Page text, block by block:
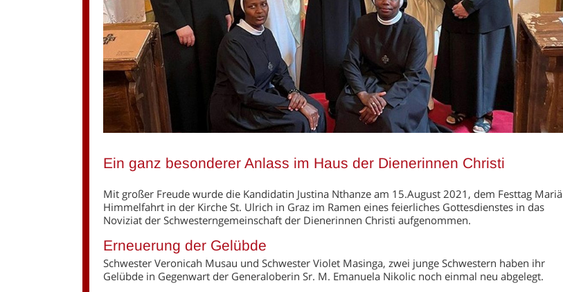
Ein ganz besonderer Anlass im Haus der Dienerinnen Christi
Mit großer Freude wurde die Kandidatin Justina Nthanze am 15.August 2021, dem Festtag Mariä
Himmelfahrt in der Kirche St. Ulrich in Graz im Ramen eines feierliches Gottesdienstes in das
Noviziat der Schwesterngemeinschaft der Dienerinnen Christi aufgenommen.
Erneuerung der Gelübde
Schwester Veronicah Musau und Schwester Violet Masinga, zwei junge Schwestern haben ihr
Gelübde in Gegenwart der Generaloberin Sr. M. Emanuela Nikolic noch einmal neu abgelegt.